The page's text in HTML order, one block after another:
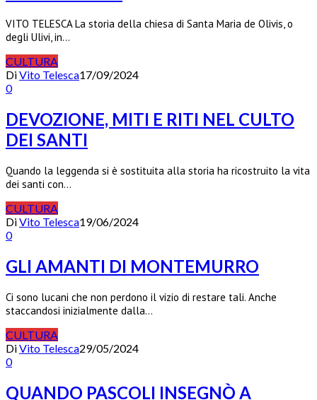
VITO TELESCA La storia della chiesa di Santa Maria de Olivis, o
degli Ulivi, in…
CULTURA
DiVito Telesca17/09/2024
0
DEVOZIONE, MITI E RITI NEL CULTO
DEI SANTI
Quando la leggenda si è sostituita alla storia ha ricostruito la vita
dei santi con…
CULTURA
DiVito Telesca19/06/2024
0
GLI AMANTI DI MONTEMURRO
Ci sono lucani che non perdono il vizio di restare tali. Anche
staccandosi inizialmente dalla…
CULTURA
DiVito Telesca29/05/2024
0
QUANDO PASCOLI INSEGNÒ A